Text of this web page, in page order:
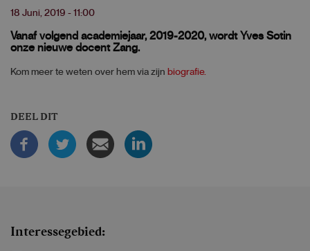
18 Juni, 2019 - 11:00
Vanaf volgend academiejaar, 2019-2020, wordt Yves Sotin
onze nieuwe docent Zang.
Kom meer te weten over hem via zijn biografie.
DEEL DIT
Interessegebied